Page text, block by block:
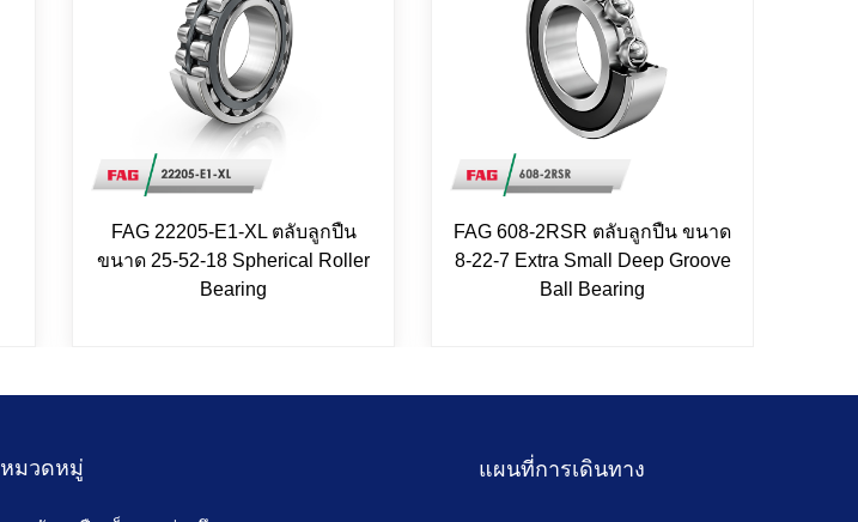
FAG 22205-E1-XL ตลับลูกปืน
ขนาด 25-52-18 Spherical Roller
Bearing
FAG 608-2RSR ตลับลูกปืน ขนาด
8-22-7 Extra Small Deep Groove
Ball Bearing
หมวดหมู่ แผนที่การเดินทาง